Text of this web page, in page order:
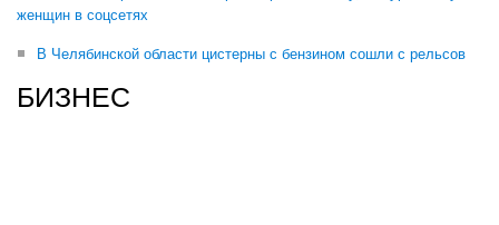
женщин в соцсетях
В Челябинской области цистерны с бензином сошли с рельсов
БИЗНЕС